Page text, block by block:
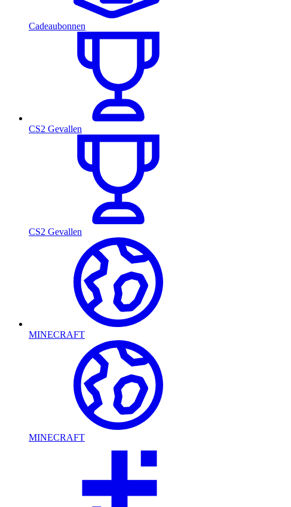
Cadeaubonnen
CS2 Gevallen
CS2 Gevallen
MINECRAFT
MINECRAFT